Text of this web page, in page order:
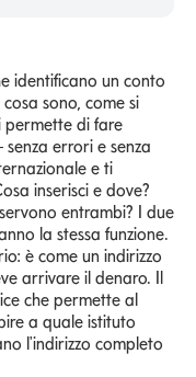
identificano un conto
sono, come si
permette di fare
errori e senza
e ti
inserisci e dove?
entrambi? I due
la stessa funzione.
è come un indirizzo
arrivare il denaro. Il
che permette al
a quale istituto
l'indirizzo completo